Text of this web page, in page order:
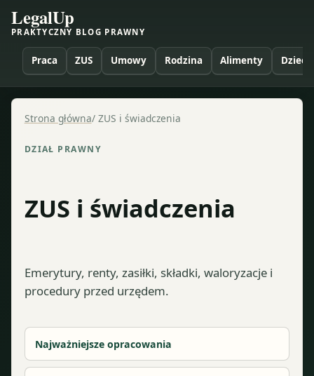
LegalUp
PRAKTYCZNY BLOG PRAWNY
Praca ZUS Umowy Rodzina Alimenty Dzieci
Strona główna/ ZUS i świadczenia
DZIAŁ PRAWNY
ZUS i świadczenia
Emerytury, renty, zasiłki, składki, waloryzacje i
procedury przed urzędem.
Najważniejsze opracowania